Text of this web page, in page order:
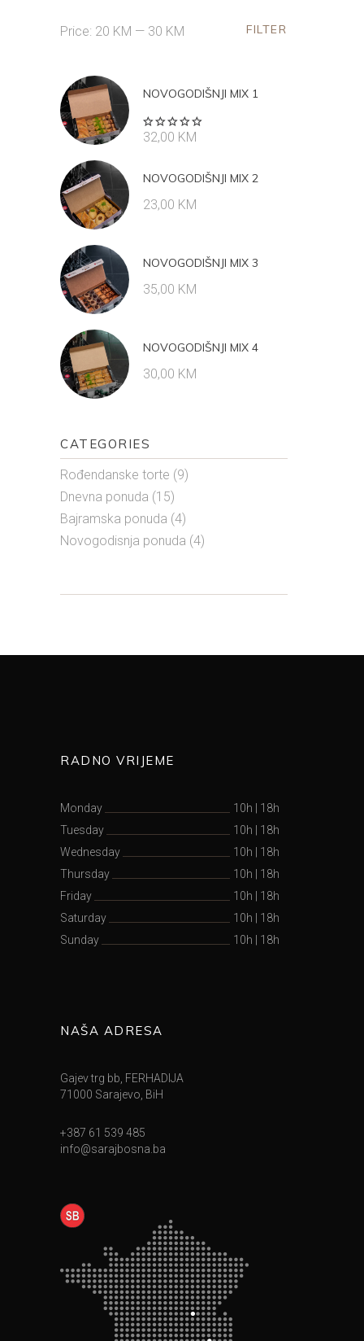
Min
Max
FILTER
Price: 20 KM — 30 KM
NOVOGODIŠNJI MIX 1
5.00out
32,00 KM
NOVOGODIŠNJI MIX 2
23,00 KM
NOVOGODIŠNJI MIX 3
35,00 KM
NOVOGODIŠNJI MIX 4
30,00 KM
CATEGORIES
Rođendanske torte (9)
Dnevna ponuda (15)
Bajramska ponuda (4)
Novogodisnja ponuda (4)
RADNO VRIJEME
Monday 10h
18h
Tuesday
10h
18h
Wednesday
10h
18h
Thursday
10h
18h
Friday
10h
18h
Saturday
10h
18h
Sunday
10h 18h
NAŠA ADRESA
Gajev trg bb, FERHADIJA
71000 Sarajevo, BiH
+387 61 539 485
info@sarajbosna.ba